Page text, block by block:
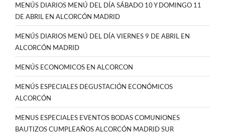
MENÚS DIARIOS MENÚ DEL DÍA SÁBADO 10 Y DOMINGO 11
DE ABRIL EN ALCORCÓN MADRID
MENÚS DIARIOS MENÚ DEL DÍA VIERNES 9 DE ABRIL EN
ALCORCÓN MADRID
MENÚS ECONOMICOS EN ALCORCON
MENÚS ESPECIALES DEGUSTACIÓN ECONÓMICOS
ALCORCÓN
MENUS ESPECIALES EVENTOS BODAS COMUNIONES
BAUTIZOS CUMPLEAÑOS ALCORCÓN MADRID SUR